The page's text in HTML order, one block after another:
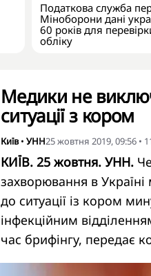
Податкова служба
Міноборони дані
60 років для
обліку
Медики не
ситуації з кором
Київ• УНН25 жовтня 2019, 09:56 •
КИЇВ. 25 жовтня. УНН.
захворювання в Україні
до ситуації із кором
інфекційним
час брифінгу, передає